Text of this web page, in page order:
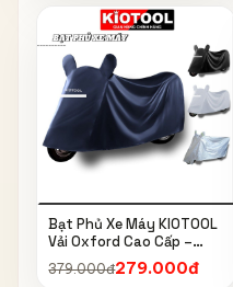
Bạt Phủ Xe Máy KIOTOOL
Vải Oxford Cao Cấp –
Chống Nắng, Chống Mưa,
Chống Bụi, Chống Tia UV,
379.000đ279.000đ